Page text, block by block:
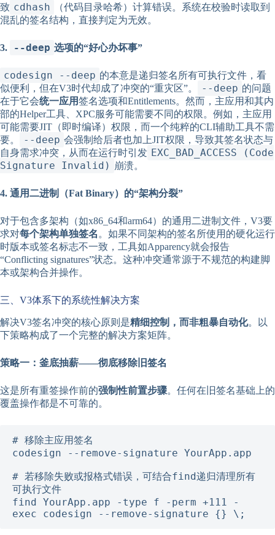
致 cdhash
（代码目录哈希）计算错误。系统在校验时读取到
混乱的签名结构，直接判定为无效。
3. --deep 选项的“好心办坏事”
codesign --deep 的本意是递归签名所有可执行文件，看
似便利，但在V3时代却成了冲突的“重灾区”。
--deep 的问题
在于它会统一应用签名选项和Entitlements。然而，主应用和其内
部的Helper工具、XPC服务可能需要不同的权限。例如，主应用
可能需要JIT（即时编译）权限，而一个纯粹的CLI辅助工具不需
要。
--deep 会强制给后者也加上JIT权限，导致其签名状态与
自身需求冲突，从而在运行时引发 EXC_BAD_ACCESS (Code
Signature Invalid)
崩溃。
4. 通用二进制（Fat Binary）的“架构分裂”
对于包含多架构（如x86_64和arm64）的通用二进制文件，V3要
求对每个架构单独签名 。如果不同架构的签名所使用的硬化运行
时版本或签名标志不一致，工具如Apparency就会报告
“Conflicting signatures”状态。这种冲突通常源于不规范的构建脚
本或架构合并操作。
三、V3体系下的系统性解决方案
解决V3签名冲突的核心原则是精细控制，而非粗暴自动化。以
下策略构成了一个完整的解决方案矩阵。
策略一：釜底抽薪——彻底移除旧签名
这是所有重签操作前的强制性前置步骤。任何在旧签名基础上的
覆盖操作都是不可靠的。
# 移除主应用签名
codesign --remove-signature YourApp.app
# 若移除失败或报格式错误，可结合find递归清理所有
可执行文件
find YourApp.app -type f -perm +111 -
exec codesign --remove-signature {} \;